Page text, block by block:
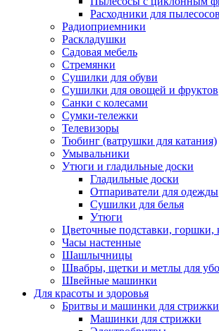
Расходники для пылесосов
Радиоприемники
Раскладушки
Садовая мебель
Стремянки
Сушилки для обуви
Сушилки для овощей и фруктов
Санки с колесами
Сумки-тележки
Телевизоры
Тюбинг (ватрушки для катания)
Умывальники
Утюги и гладильные доски
Гладильные доски
Отпариватели для одежды
Сушилки для белья
Утюги
Цветочные подставки, горшки,
Часы настенные
Шашлычницы
Швабры, щетки и метлы для
Швейные машинки
Для красоты и здоровья
Бритвы и машинки для стрижки
Машинки для стрижки